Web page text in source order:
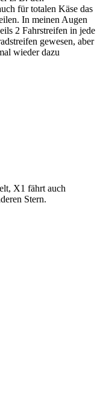
für totalen Käse das
In meinen Augen
2 Fahrstreifen in jede
gewesen, aber
wieder dazu
X1 fährt auch
Stern.